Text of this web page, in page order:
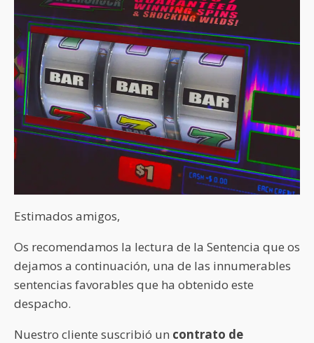
Estimados amigos,
Os recomendamos la lectura de la Sentencia que os
dejamos a continuación, una de las innumerables
sentencias favorables que ha obtenido este
despacho.
Nuestro cliente suscribió un contrato de